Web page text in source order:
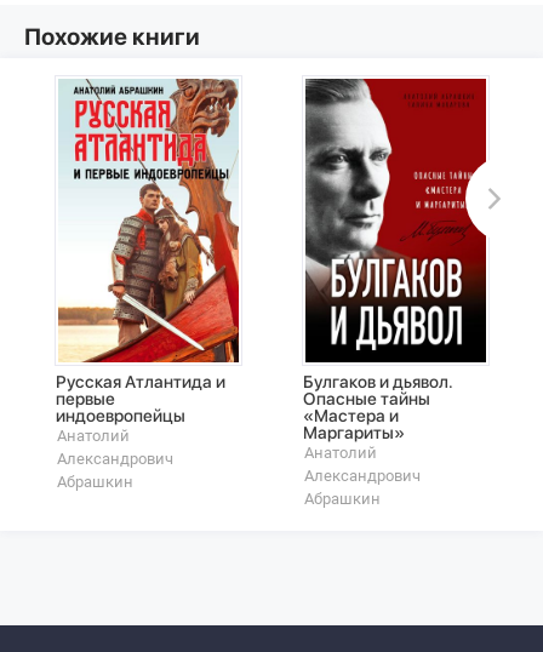
Похожие книги
Русская Атлантида и
первые
индоевропейцы
Анатолий
Александрович
Абрашкин
Булгаков и дьявол.
Опасные тайны
«Мастера и
Маргариты»
Анатолий
Александрович
Абрашкин